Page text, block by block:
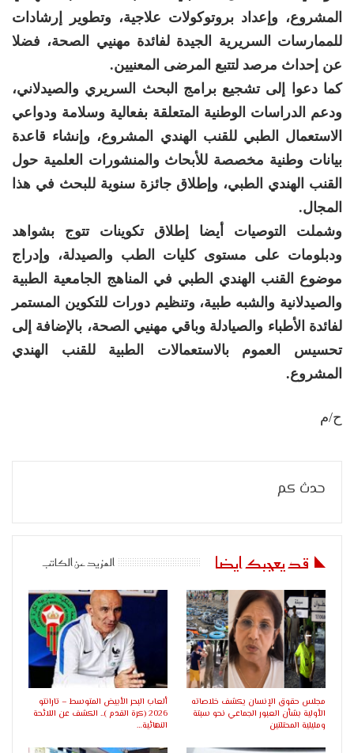
المشروع، وإعداد بروتوكولات علاجية، وتطوير إرشادات
للممارسات السريرية الجيدة لفائدة مهنيي الصحة، فضلا
عن إحداث مرصد لتتبع المرضى المعنيين.
كما دعوا إلى تشجيع برامج البحث السريري والصيدلاني،
ودعم الدراسات الوطنية المتعلقة بفعالية وسلامة ودواعي
الاستعمال الطبي للقنب الهندي المشروع، وإنشاء قاعدة
بيانات وطنية مخصصة للأبحاث والمنشورات العلمية حول
القنب الهندي الطبي، وإطلاق جائزة سنوية للبحث في هذا
المجال.
وشملت التوصيات أيضا إطلاق تكوينات تتوج بشواهد
ودبلومات على مستوى كليات الطب والصيدلة، وإدراج
موضوع القنب الهندي الطبي في المناهج الجامعية الطبية
والصيدلانية والشبه طبية، وتنظيم دورات للتكوين المستمر
لفائدة الأطباء والصيادلة وباقي مهنيي الصحة، بالإضافة إلى
تحسيس العموم بالاستعمالات الطبية للقنب الهندي
المشروع.
ح/م
حدث كم
قد يعجبك ايضا المزيد عن الكاتب
مجلس حقوق الإنسان يكشف خلاصاته
الأولية بشأن العبور الجماعي نحو سبتة
ومليلية المحتلتين
ألعاب البحر الأبيض المتوسط – تارانتو
2026 (كرة القدم ).. الكشف عن اللائحة
النهائية…